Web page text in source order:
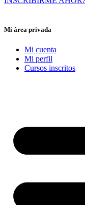
Mi área privada
Mi cuenta
Mi perfil
Cursos inscritos